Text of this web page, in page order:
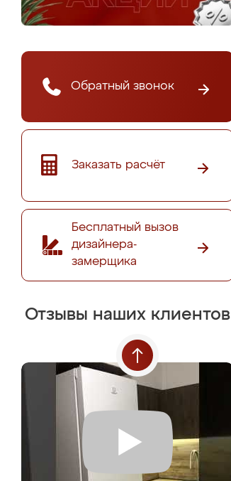
Обратный звонок
Заказать расчёт
Бесплатный вызов
дизайнера-
замерщика
Отзывы наших клиентов